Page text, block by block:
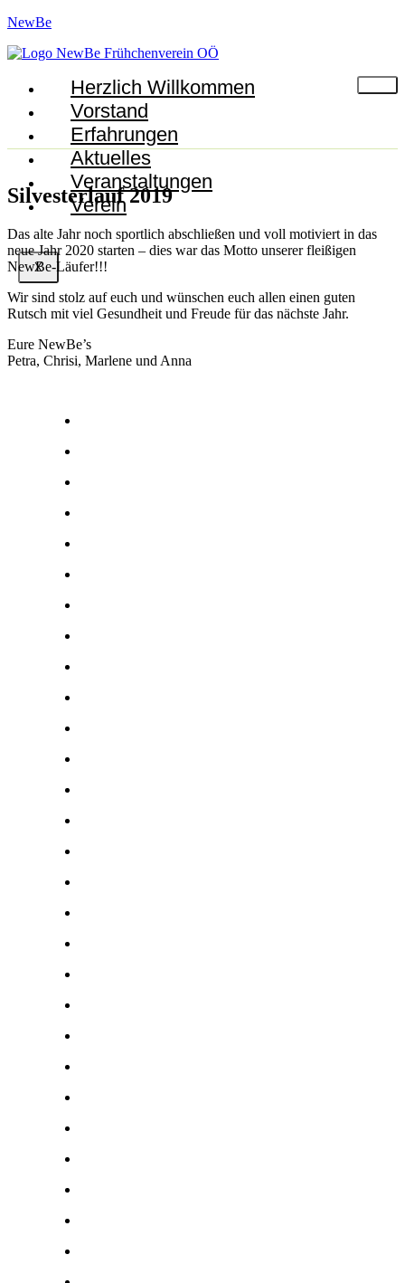
NewBe
Herzlich Willkommen
Vorstand
Erfahrungen
Aktuelles
Veranstaltungen
Verein
X
Silvesterlauf 2019
Das alte Jahr noch sportlich abschließen und voll motiviert in das
neue Jahr 2020 starten – dies war das Motto unserer fleißigen
NewBe-Läufer!!!
Wir sind stolz auf euch und wünschen euch allen einen guten
Rutsch mit viel Gesundheit und Freude für das nächste Jahr.
Eure NewBe’s
Petra, Chrisi, Marlene und Anna